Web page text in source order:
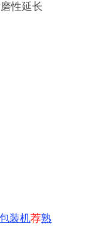
性延长
装机荐熟